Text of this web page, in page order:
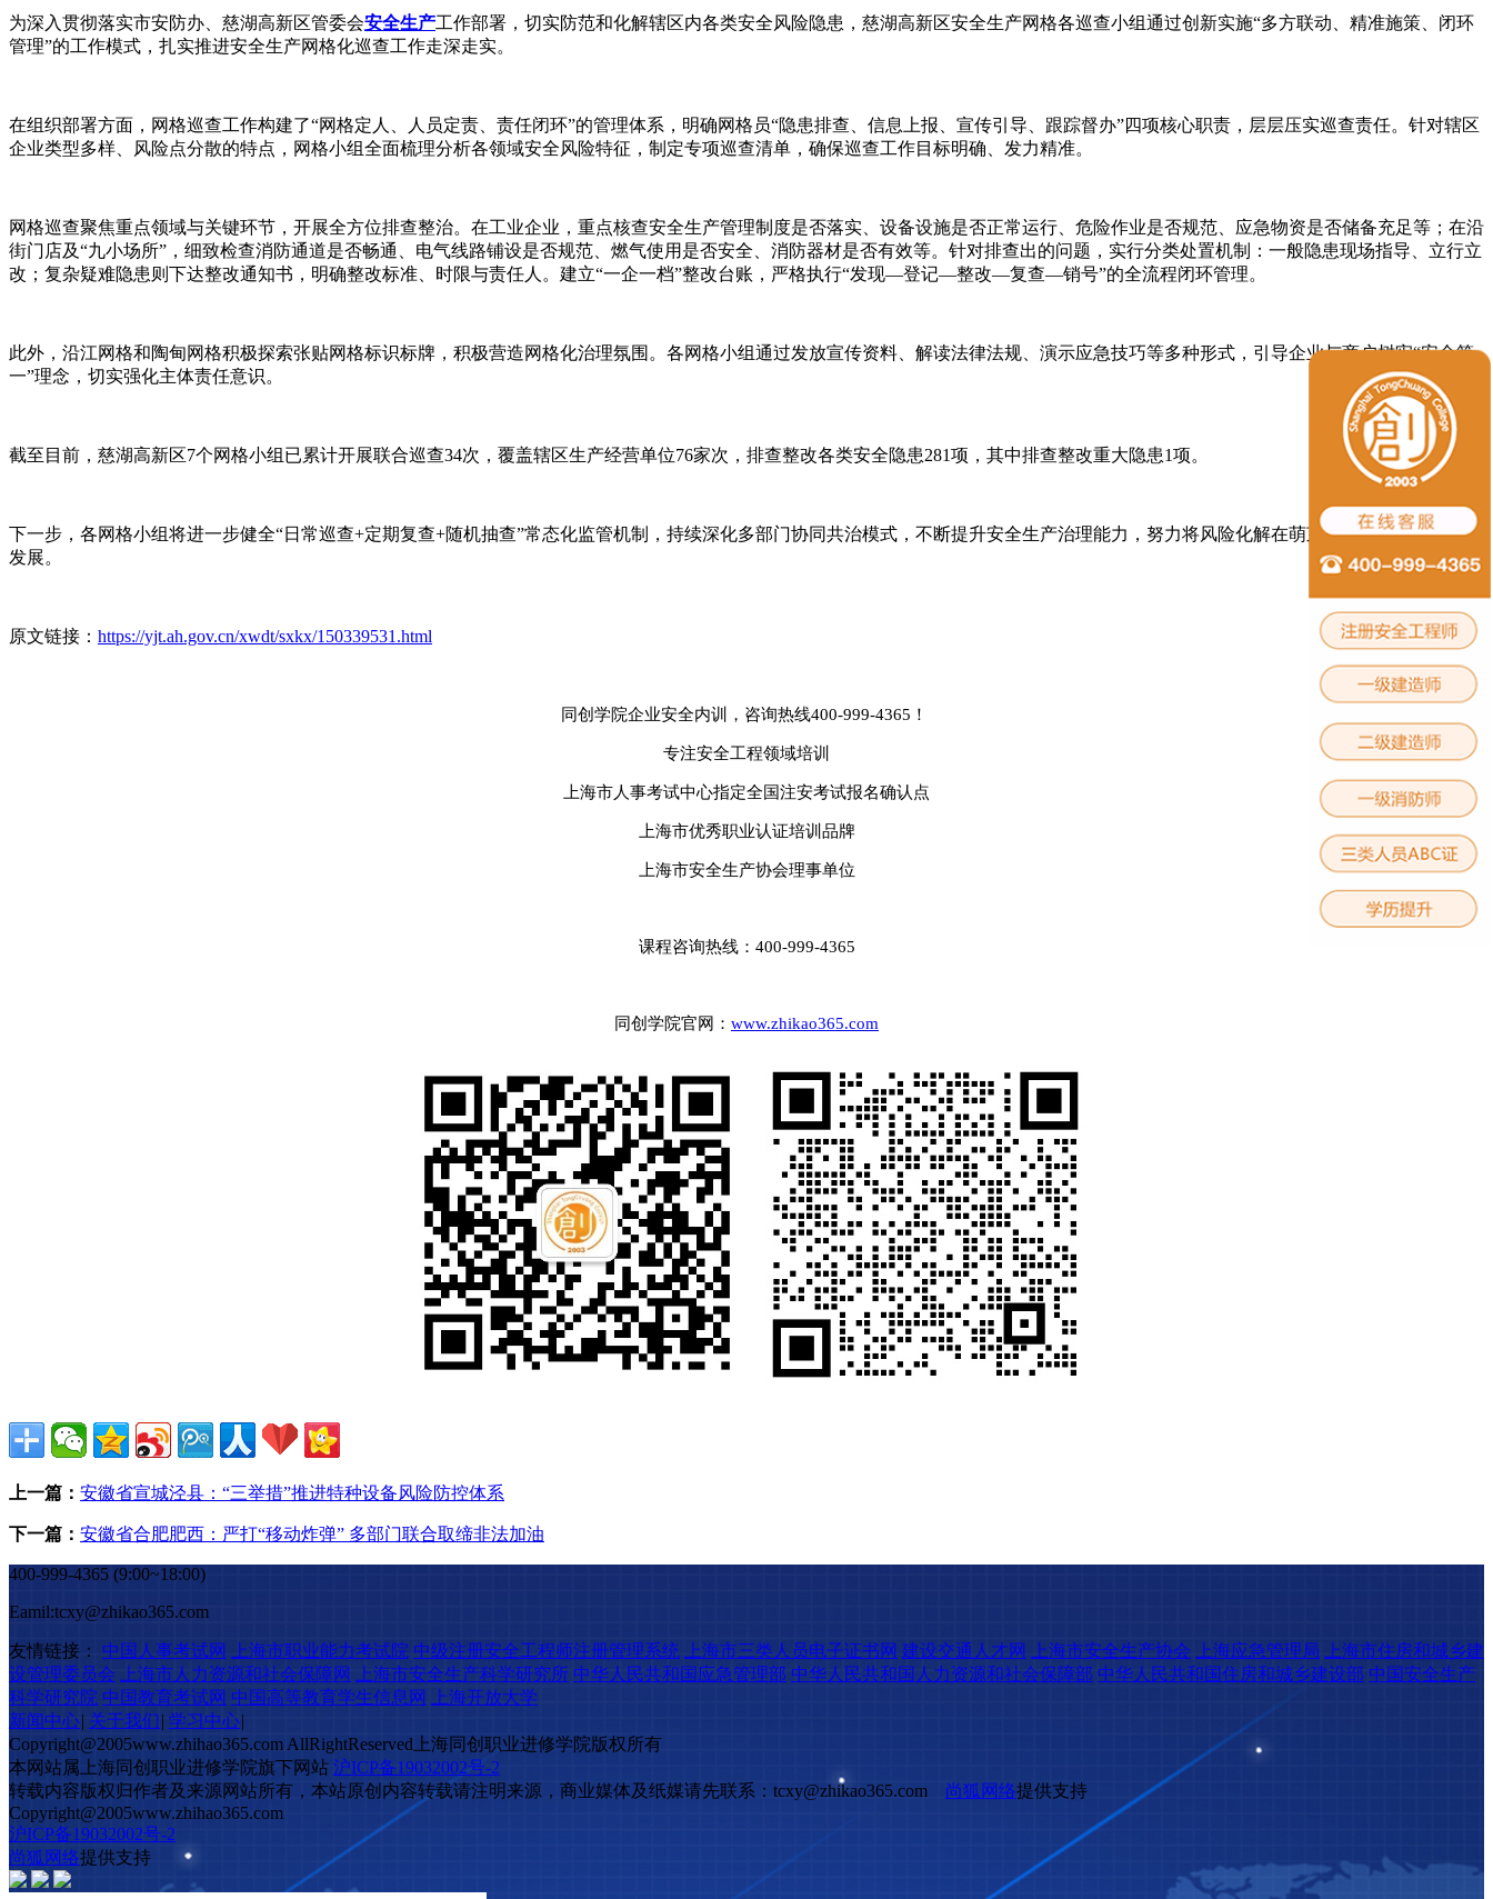
为深入贯彻落实市安防办、慈湖高新区管委会安全生产工作部署，切实防范和化解辖区内各类安全风险隐患，慈湖高新区安全生产网格各巡查小组通过创新实施“多方联动、精准施策、闭环
管理”的工作模式，扎实推进安全生产网格化巡查工作走深走实。
在组织部署方面，网格巡查工作构建了“网格定人、人员定责、责任闭环”的管理体系，明确网格员“隐患排查、信息上报、宣传引导、跟踪督办”四项核心职责，层层压实巡查责任。针对辖区
企业类型多样、风险点分散的特点，网格小组全面梳理分析各领域安全风险特征，制定专项巡查清单，确保巡查工作目标明确、发力精准。
网格巡查聚焦重点领域与关键环节，开展全方位排查整治。在工业企业，重点核查安全生产管理制度是否落实、设备设施是否正常运行、危险作业是否规范、应急物资是否储备充足等；在沿
街门店及“九小场所”，细致检查消防通道是否畅通、电气线路铺设是否规范、燃气使用是否安全、消防器材是否有效等。针对排查出的问题，实行分类处置机制：一般隐患现场指导、立行立
改；复杂疑难隐患则下达整改通知书，明确整改标准、时限与责任人。建立“一企一档”整改台账，严格执行“发现—登记—整改—复查—销号”的全流程闭环管理。
此外，沿江网格和陶甸网格积极探索张贴网格标识标牌，积极营造网格化治理氛围。各网格小组通过发放宣传资料、解读法律法规、演示应急技巧等多种形式，引导企业与商户树牢“安全第
一”理念，切实强化主体责任意识。
截至目前，慈湖高新区7个网格小组已累计开展联合巡查34次，覆盖辖区生产经营单位76家次，排查整改各类安全隐患281项，其中排查整改重大隐患1项。
下一步，各网格小组将进一步健全“日常巡查+定期复查+随机抽查”常态化监管机制，持续深化多部门协同共治模式，不断提升安全生产治理能力，努力将风险化解在萌芽状态，护航园区安全
发展。
原文链接： https://yjt.ah.gov.cn/xwdt/sxkx/150339531.html
同创学院企业安全内训，咨询热线400-999-4365！
专注安全工程领域培训
上海市人事考试中心指定全国注安考试报名确认点
上海市优秀职业认证培训品牌
上海市安全生产协会理事单位
课程咨询热线：400-999-4365
同创学院官网： www.zhikao365.com
上一篇： 安徽省宣城泾县：“三举措”推进特种设备风险防控体系
下一篇： 安徽省合肥肥西：严打“移动炸弹” 多部门联合取缔非法加油
400-999-4365 (9:00~18:00)
Eamil:tcxy@zhikao365.com
友情链接： 中国人事考试网 上海市职业能力考试院 中级注册安全工程师注册管理系统 上海市三类人员电子证书网 建设交通人才网 上海市安全生产协会 上海应急管理局
上海市住房和城乡建
设管理委员会
上海市人力资源和社会保障网 上海市安全生产科学研究所 中华人民共和国应急管理部 中华人民共和国人力资源和社会保障部 中华人民共和国住房和城乡建设部 中国安全生产
科学研究院 中国教育考试网 中国高等教育学生信息网
上海开放大学
新闻中心| 关于我们| 学习中心|
Copyright@2005www.zhihao365.com AllRightReserved上海同创职业进修学院版权所有
本网站属上海同创职业进修学院旗下网站 沪ICP备19032002号-2
转载内容版权归作者及来源网站所有，本站原创内容转载请注明来源，商业媒体及纸媒请先联系：tcxy@zhikao365.com 尚狐网络提供支持
Copyright@2005www.zhihao365.com
沪ICP备19032002号-2
尚狐网络提供支持